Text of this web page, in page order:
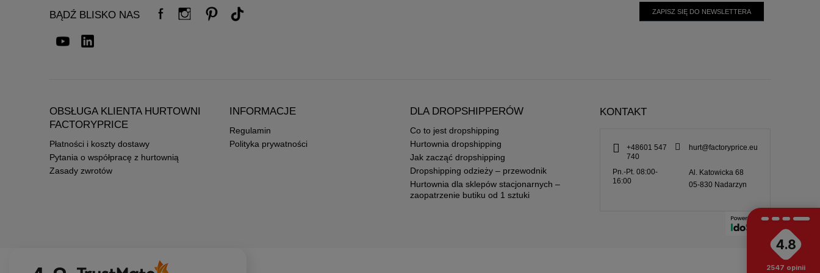
BĄDŹ BLISKO NAS ZAPISZ SIĘ DO NEWSLETTERA
OBSŁUGA KLIENTA HURTOWNI
FACTORYPRICE
Płatności i koszty dostawy
Pytania o współpracę z hurtownią
Zasady zwrotów
INFORMACJE
Regulamin
Polityka prywatności
DLA DROPSHIPPERÓW
Co to jest dropshipping
Hurtownia dropshipping
Jak zacząć dropshipping
Dropshipping odzieży – przewodnik
Hurtownia dla sklepów stacjonarnych –
zaopatrzenie butiku od 1 sztuki
KONTAKT
+48601 547
740
hurt@factoryprice.eu
Pn.-Pt. 08:00-
16:00
Al. Katowicka 68
05-830 Nadarzyn
4.8
2547 opinii